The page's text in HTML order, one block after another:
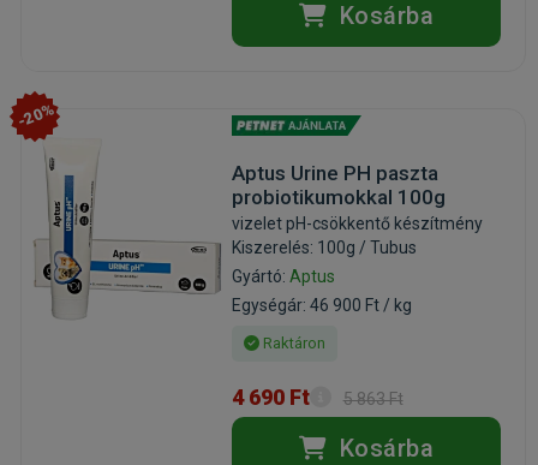
Kosárba
-20%
Aptus Urine PH paszta
probiotikumokkal 100g
vizelet pH-csökkentő készítmény
Kiszerelés: 100g / Tubus
Gyártó: Aptus
Egységár: 46 900 Ft / kg
Raktáron
4 690 Ft 5 863 Ft
Kosárba